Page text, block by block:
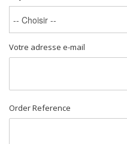
Votre adresse e-mail
Order Reference